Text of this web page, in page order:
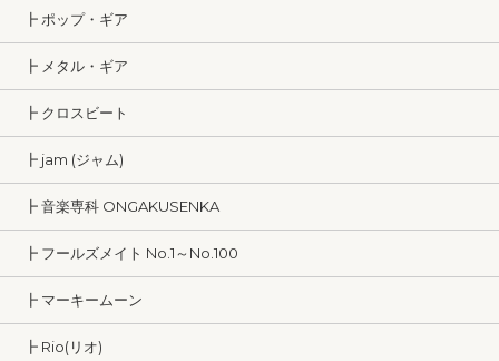
┣ ポップ・ギア
┣ メタル・ギア
┣ クロスビート
┣ jam (ジャム)
┣ 音楽専科 ONGAKUSENKA
┣ フールズメイト No.1～No.100
┣ マーキームーン
┣ Rio(リオ)